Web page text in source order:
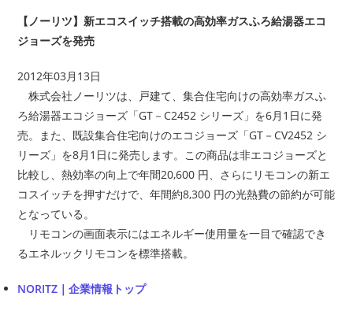
【ノーリツ】新エコスイッチ搭載の高効率ガスふろ給湯器エコ
ジョーズを発売
2012年03月13日
株式会社ノーリツは、戸建て、集合住宅向けの高効率ガスふ
ろ給湯器エコジョーズ「GT－C2452 シリーズ」を6月1日に発
売。また、既設集合住宅向けのエコジョーズ「GT－CV2452 シ
リーズ」を8月1日に発売します。この商品は非エコジョーズと
比較し、熱効率の向上で年間20,600 円、さらにリモコンの新エ
コスイッチを押すだけで、年間約8,300 円の光熱費の節約が可能
となっている。
リモコンの画面表示にはエネルギー使用量を一目で確認でき
るエネルックリモコンを標準搭載。
NORITZ｜企業情報トップ